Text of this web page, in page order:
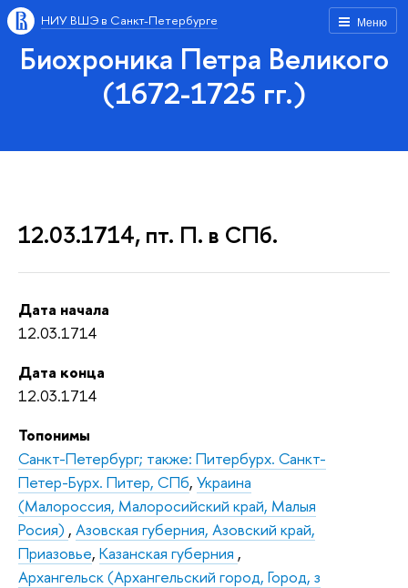
Меню
НИУ ВШЭ в Санкт-Петербурге
Биохроника Петра Великого
(1672-1725 гг.)
12.03.1714, пт. П. в СПб.
Дата начала
12.03.1714
Дата конца
12.03.1714
Топонимы
Санкт-Петербург; также: Питербурх. Санкт-
Петер-Бурх. Питер, СПб, Украина
(Малороссия, Малоросийский край, Малыя
Росия) , Азовская губерния, Азовский край,
Приазовье, Казанская губерния ,
Архангельск (Архангельский город, Город, з